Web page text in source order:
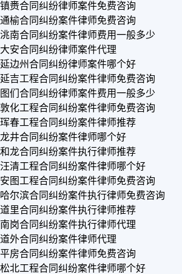
镇赉合同纠纷律师案件免费咨询
通榆合同纠纷案件律师免费咨询
洮南合同纠纷案件律师费用一般多少
大安合同纠纷律师案件代理
延边州合同纠纷律师案件哪个好
延吉工程合同纠纷案件律师免费咨询
图们合同纠纷律师案件费用一般多少
敦化工程合同纠纷案件律师免费咨询
珲春工程合同纠纷案件律师推荐
龙井合同纠纷案件律师哪个好
和龙合同纠纷案件执行律师推荐
汪清工程合同纠纷案件律师哪个好
安图工程合同纠纷案件律师免费咨询
哈尔滨合同纠纷案件执行律师免费咨询
道里合同纠纷案件执行律师推荐
南岗合同纠纷案件执行律师代理
道外合同纠纷案件律师代理
平房合同纠纷案件律师免费咨询
松北工程合同纠纷案件律师哪个好